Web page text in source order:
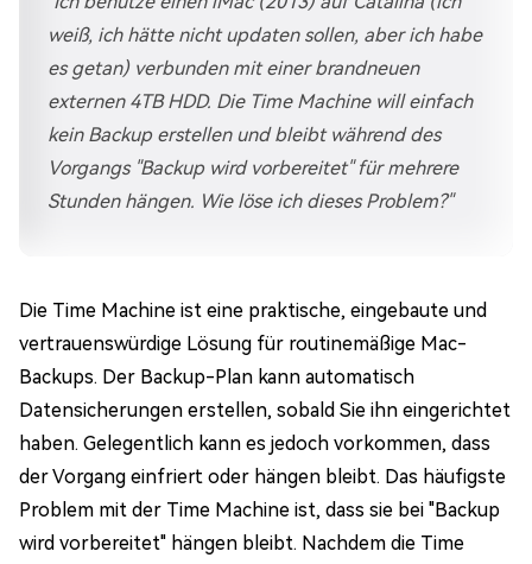
weiß, ich hätte nicht updaten sollen, aber ich habe
es getan) verbunden mit einer brandneuen
externen 4TB HDD. Die Time Machine will einfach
kein Backup erstellen und bleibt während des
Vorgangs "Backup wird vorbereitet" für mehrere
Stunden hängen. Wie löse ich dieses Problem?"
Die Time Machine ist eine praktische, eingebaute und
vertrauenswürdige Lösung für routinemäßige Mac-
Backups. Der Backup-Plan kann automatisch
Datensicherungen erstellen, sobald Sie ihn eingerichtet
haben. Gelegentlich kann es jedoch vorkommen, dass
der Vorgang einfriert oder hängen bleibt. Das häufigste
Problem mit der Time Machine ist, dass sie bei "Backup
wird vorbereitet" hängen bleibt. Nachdem die Time